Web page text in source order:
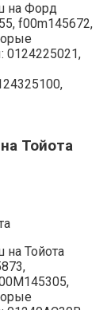
на Форд
f00m145672,
0124225021,
Тойота
на Тойота